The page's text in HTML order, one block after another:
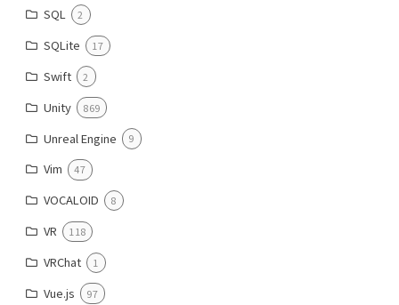
SQL 2
SQLite 17
Swift 2
Unity 869
Unreal Engine 9
Vim 47
VOCALOID 8
VR 118
VRChat 1
Vue.js 97